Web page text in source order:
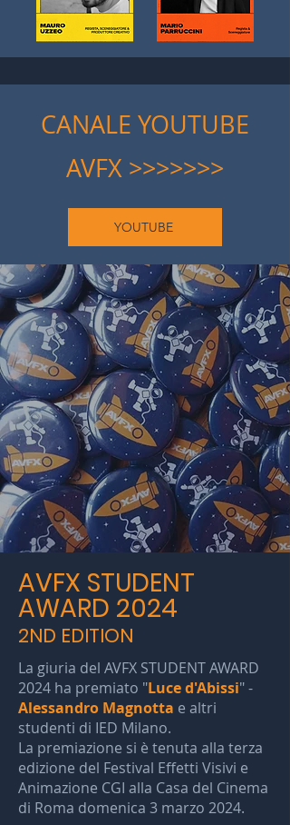
CANALE YOUTUBE
AVFX >>>>>>>
YOUTUBE
AVFX STUDENT
AWARD 2024
2ND EDITION
La giuria del AVFX STUDENT AWARD
2024 ha premiato "Luce d'Abissi" -
Alessandro Magnotta e altri
studenti di IED Milano.
La premiazione si è tenuta alla terza
edizione del Festival Effetti Visivi e
Animazione CGI alla Casa del Cinema
di Roma domenica 3 marzo 2024.